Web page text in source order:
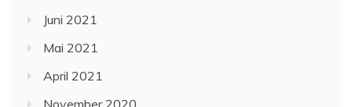
Juni 2021
Mai 2021
April 2021
November 2020